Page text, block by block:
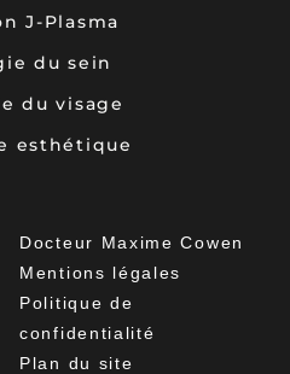
J-Plasma
du sein
du visage
esthétique
Docteur Maxime Cowen
Mentions légales
Politique de
confidentialité
Plan du site